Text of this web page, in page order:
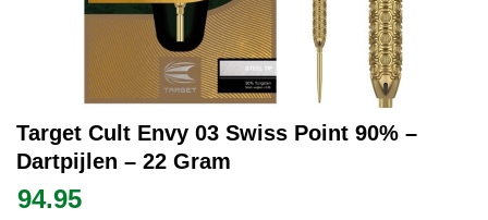
Target Cult Envy 03 Swiss Point 90% –
Dartpijlen – 22 Gram
94.95